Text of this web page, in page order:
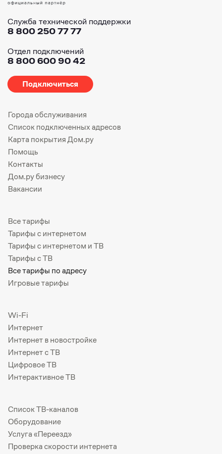
Служба технической поддержки
8 800 250 77 77
Отдел подключений
8 800 600 90 42
Подключиться
Города обслуживания
Список подключенных адресов
Карта покрытия Дом.ру
Помощь
Контакты
Дом.ру бизнесу
Вакансии
Все тарифы
Тарифы с интернетом
Тарифы с интернетом и ТВ
Тарифы с ТВ
Все тарифы по адресу
Игровые тарифы
Wi-Fi
Интернет
Интернет в новостройке
Интернет с ТВ
Цифровое ТВ
Интерактивное ТВ
Список ТВ-каналов
Оборудование
Услуга «Переезд»
Проверка скорости интернета